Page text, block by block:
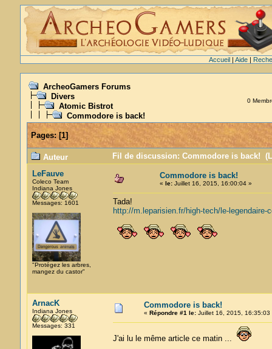
Accueil| Aide|
ArcheoGamers Forums
Divers
Atomic Bistrot
Commodore is back!
0
Pages:[1]
Auteur
Fil de discussion: Commodore is back!
LeFauve
Coleco Team
Indiana Jones
Messages: 1601
"Protégez les arbres,
mangez du castor"
Commodore is back!
« le:Juillet 16, 2015, 16:00:04 »
Tada!
http://m.leparisien.fr/high-tech/le-legendaire-
ArnacK
Indiana Jones
Messages: 331
Commodore is back!
« Répondre #1 le:Juillet 16, 2015, 16:35:03
J'ai lu le même article ce matin ...